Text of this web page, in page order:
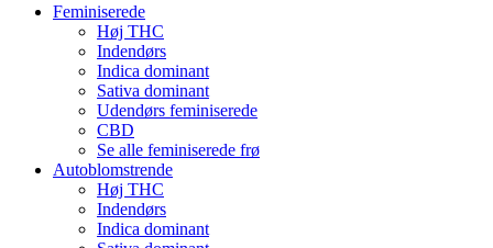
Feminiserede
Høj THC
Indendørs
Indica dominant
Sativa dominant
Udendørs feminiserede
CBD
Se alle feminiserede frø
Autoblomstrende
Høj THC
Indendørs
Indica dominant